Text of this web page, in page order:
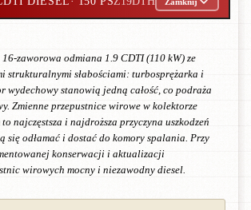
zaworowa odmiana 1.9 CDTI (110 kW) ze
strukturalnymi słabościami: turbosprężarka i
wydechowy stanowią jedną całość, co podraża
Zmienne przepustnice wirowe w kolektorze
to najczęstsza i najdroższa przyczyna uszkodzeń
się odłamać i dostać do komory spalania. Przy
konserwacji i aktualizacji
wirowych mocny i niezawodny diesel.